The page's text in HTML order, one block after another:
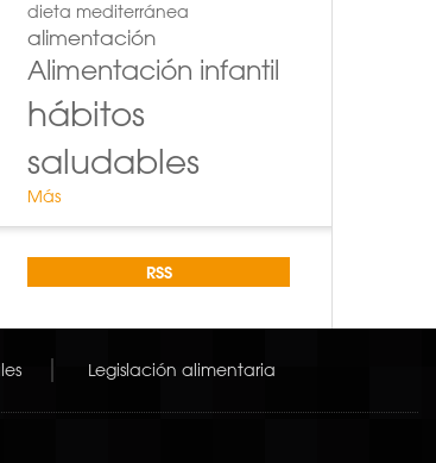
dieta mediterránea
alimentación
Alimentación infantil
hábitos
saludables
Más
RSS
Legislación alimentaria